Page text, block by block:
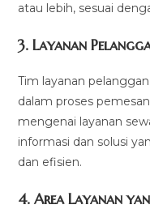
atau lebih, sesuai
3.Layanan
Tim layanan
dalam proses
mengenai layanan
informasi dan solusi
dan efisien.
4.Area Layanan